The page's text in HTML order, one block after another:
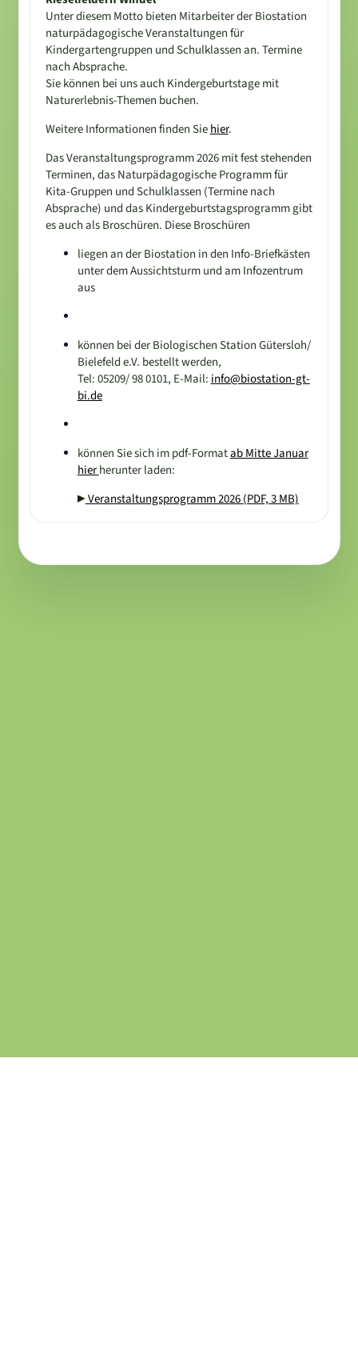
Unter diesem Motto bieten Mitarbeiter der Biostation
naturpädagogische Veranstaltungen für
Kindergartengruppen und Schulklassen an. Termine
nach Absprache.
Sie können bei uns auch Kindergeburtstage mit
Naturerlebnis-Themen buchen.
Weitere Informationen finden Sie hier.
Das Veranstaltungsprogramm 2026 mit fest stehenden
Terminen, das Naturpädagogische Programm für
Kita-Gruppen und Schulklassen (Termine nach
Absprache) und das Kindergeburtstagsprogramm gibt
es auch als Broschüren. Diese Broschüren
liegen an der Biostation in den Info-Briefkästen
unter dem Aussichtsturm und am Infozentrum
aus
können bei der Biologischen Station Gütersloh/
Bielefeld e.V. bestellt werden,
Tel: 05209/ 98 0101, E-Mail: info@biostation-gt-
bi.de
können Sie sich im pdf-Formatab Mitte Januar
hier herunter laden:
Veranstaltungsprogramm 2026 (PDF, 3 MB)